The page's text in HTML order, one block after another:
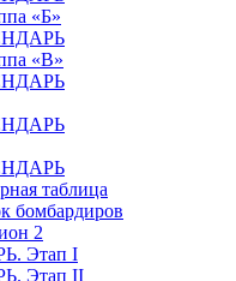
«Б»
«В»
таблица
бомбардиров
2
Этап I
Этап II